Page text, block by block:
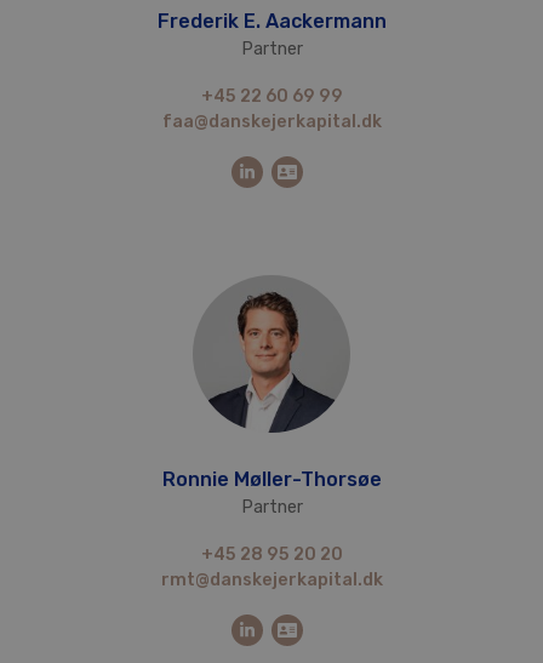
Frederik E. Aackermann
Partner
+45 22 60 69 99
faa@danskejerkapital.dk
Ronnie Møller-Thorsøe
Partner
+45 28 95 20 20
rmt@danskejerkapital.dk